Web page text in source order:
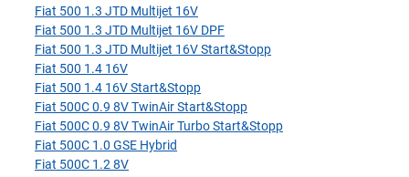
Fiat 500 1.3 JTD Multijet 16V
Fiat 500 1.3 JTD Multijet 16V DPF
Fiat 500 1.3 JTD Multijet 16V Start&Stopp
Fiat 500 1.4 16V
Fiat 500 1.4 16V Start&Stopp
Fiat 500C 0.9 8V TwinAir Start&Stopp
Fiat 500C 0.9 8V TwinAir Turbo Start&Stopp
Fiat 500C 1.0 GSE Hybrid
Fiat 500C 1.2 8V